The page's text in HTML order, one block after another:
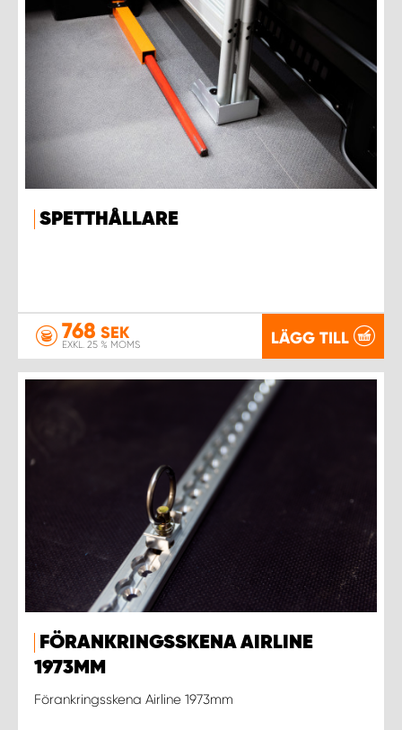
SPETTHÅLLARE
768 SEK
EXKL. 25 % MOMS LÄGG TILL
FÖRANKRINGSSKENA AIRLINE
1973MM
Förankringsskena Airline 1973mm